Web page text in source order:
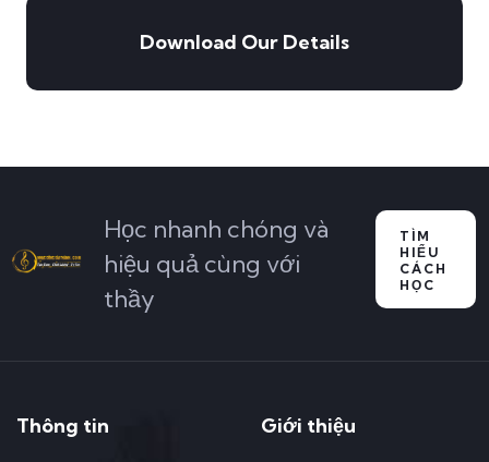
Download Our Details
Học nhanh chóng và
hiệu quả cùng với
thầy
TÌM
HIỂU
CÁCH
HỌC
Thông tin Giới thiệu